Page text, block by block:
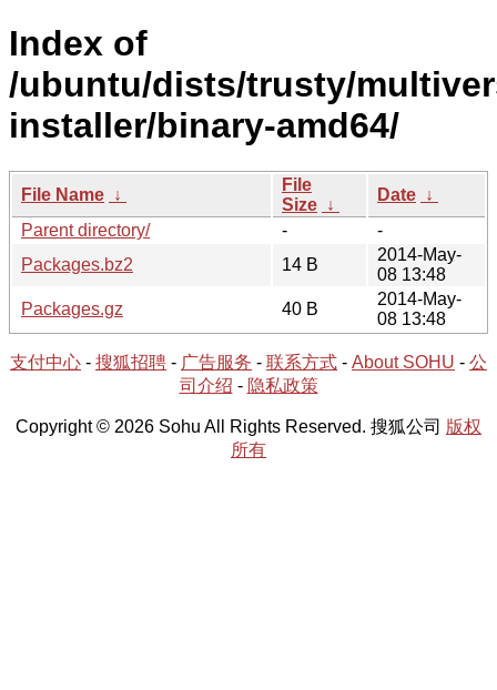
Index of
/ubuntu/dists/trusty/
installer/binary-amd64/
File Name ↓
File
Size ↓
Date ↓
Parent directory/
-
-
Packages.bz2
14 B
2014-May-
08 13:48
Packages.gz
40 B
2014-May-
08 13:48
支付中心 - 搜狐招聘 - 广告服务 - 联系方式 - About SOHU - 公
司介绍 - 隐私政策
Copyright © 2026 Sohu All Rights Reserved. 搜狐公司 版权
所有